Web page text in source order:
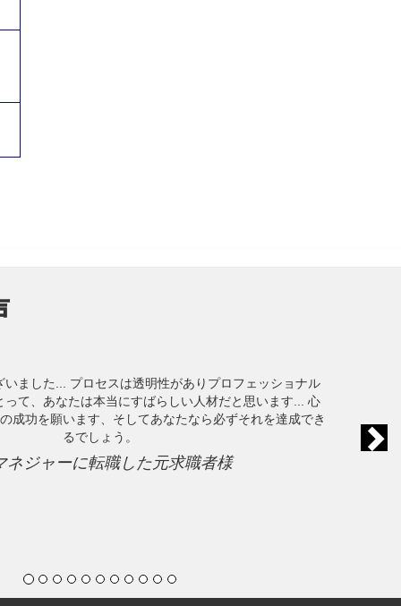
本当にフィデルを皆さんのコンサルタントとして
リクルーターはとても良い人で、いつもあなたの
あなたのキャリアのためにたくさんの提案をして
手助けしてくれるでしょ
オラクルデータベース管理に転